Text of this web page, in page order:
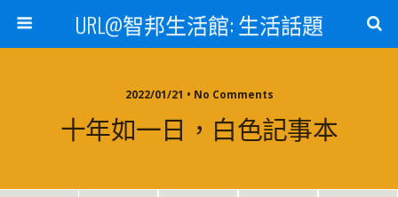
URL@智邦生活館: 生活話題
2022/01/21 • No Comments
十年如一日，白色記事本